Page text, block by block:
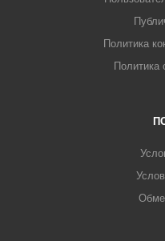
Политика
Политика